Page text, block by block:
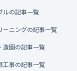
ルの記事一覧
ーニングの記事一覧
造園の記事一覧
工事の記事一覧